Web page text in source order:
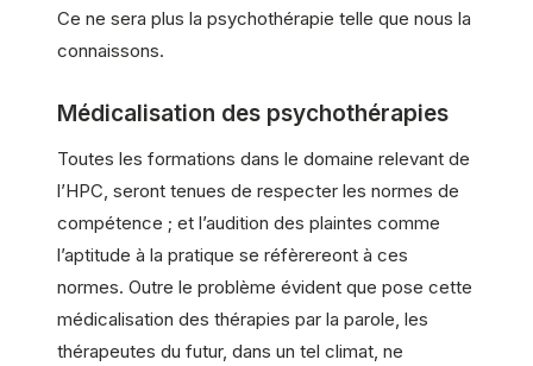
Ce ne sera plus la psychothérapie telle que nous la
connaissons.
Médicalisation des psychothérapies
Toutes les formations dans le domaine relevant de
l’HPC, seront tenues de respecter les normes de
compétence ; et l’audition des plaintes comme
l’aptitude à la pratique se réfèrereont à ces
normes. Outre le problème évident que pose cette
médicalisation des thérapies par la parole, les
thérapeutes du futur, dans un tel climat, ne